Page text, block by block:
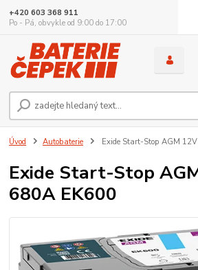
+420 603 368 911
Po - Pá, obvykle od 9:00 do 17:00
Úvod Autobaterie Exide Start-Stop AGM
Exide Start-Stop
680A EK600